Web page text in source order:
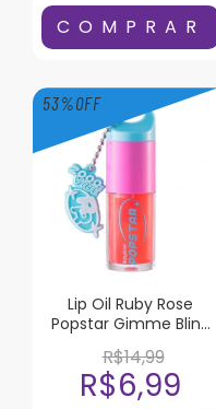
53%OFF
Lip Oil Ruby Rose
Popstar Gimme Bling
Liquor
R$14,99
R$6,99